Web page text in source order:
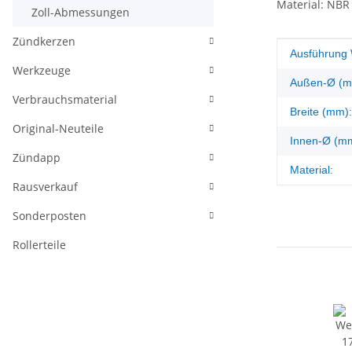
Material:
Wert
Ausführung
Außen-Ø
Breite (mm):
Innen-Ø
Material:
Zoll-Abmessungen
Zündkerzen
Werkzeuge
Verbrauchsmaterial
Original-Neuteile
Zündapp
Rausverkauf
Sonderposten
Rollerteile